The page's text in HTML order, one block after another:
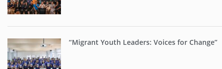
“Migrant Youth Leaders: Voices for Change”